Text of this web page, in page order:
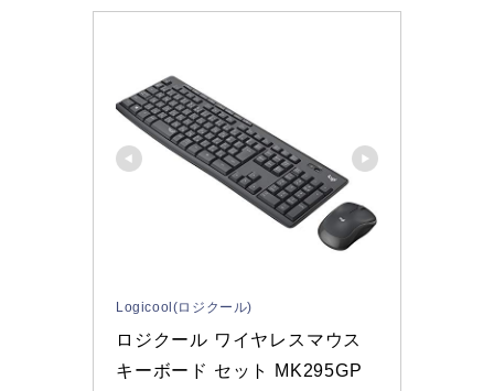
Logicool(ロジクール)
ロジクール ワイヤレスマウス
キーボード セット MK295GP